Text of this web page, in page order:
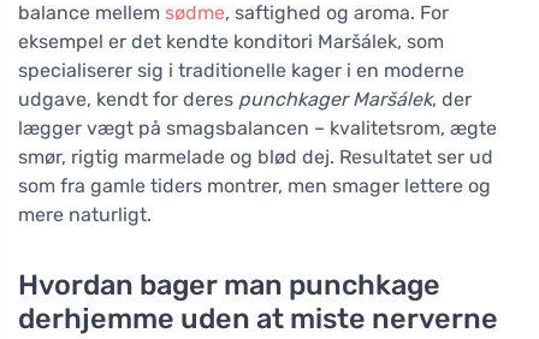
balance mellem sødme, saftighed og aroma. For
eksempel er det kendte konditori Maršálek, som
specialiserer sig i traditionelle kager i en moderne
udgave, kendt for deres punchkager Maršálek, der
lægger vægt på smagsbalancen – kvalitetsrom, ægte
smør, rigtig marmelade og blød dej. Resultatet ser ud
som fra gamle tiders montrer, men smager lettere og
mere naturligt.
Hvordan bager man punchkage
derhjemme uden at miste nerverne